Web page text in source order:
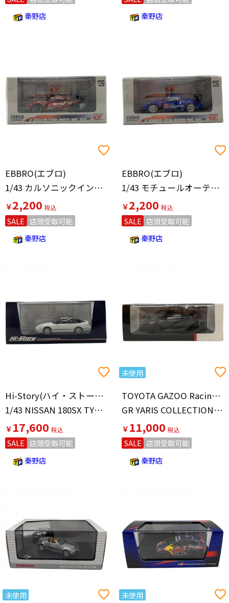
秦野店
秦野店
EBBRO(エブロ)
1/43 カルソニックインパルスZ スーパーGT500 2006 モデルカー
￥2,200
SALE 店頭受取可能
秦野店
EBBRO(エブロ)
1/43 モチュールオーテック Z スーパーGT500 2006 モデルカー
￥2,200
SALE 店頭受取可能
秦野店
Hi-Story(ハイ・ストーリー)
1/43 NISSAN 180SX TYPE X モデルカー
￥17,600
SALE 店頭受取可能
秦野店
未使用
TOYOTA GAZOO Racing(トヨタガズーレーシング)
GR YARIS COLLECTION MODEL BLACK モデルカー GR19A043
￥11,000
SALE 店頭受取可能
秦野店
未使用 未使用